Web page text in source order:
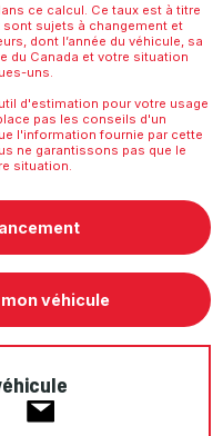
ce calcul. Ce taux est à titre
sont sujets à changement et
dont l’année du véhicule, sa
du Canada et votre situation
uns.
d'estimation pour votre usage
pas les conseils d'un
l'information fournie par cette
ne garantissons pas que le
situation.
véhicule